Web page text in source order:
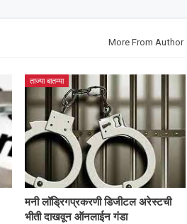
More From Author
ताज्या बातम्या
मनी लॉड्रिगप्रकरणी डिजीटल अरेस्टची
भीती दाखवून ऑनलाईन गंडा